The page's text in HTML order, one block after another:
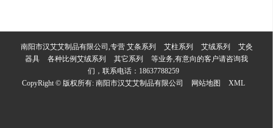
南阳市汉艾艾制品有限公司,专营 艾条系列 艾柱系列 艾绒系列
艾灸
器具
各种比例艾绒系列 其它系列
等业务,有意向的客户请咨询我
们，联系电话： 18637788259
CopyRight © 版权所有: 南阳市汉艾艾制品有限公司 网站地图 XML